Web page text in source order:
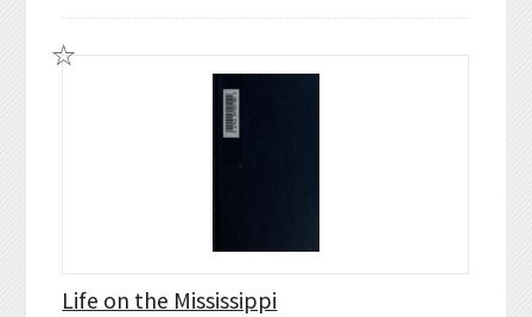
Life on the Mississippi